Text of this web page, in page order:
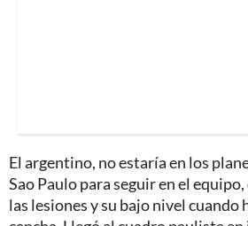
El argentino, no estaría en los
Sao Paulo para seguir en el
las lesiones y su bajo nivel cuando